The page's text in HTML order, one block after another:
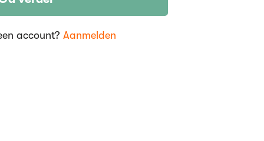
account? Aanmelden